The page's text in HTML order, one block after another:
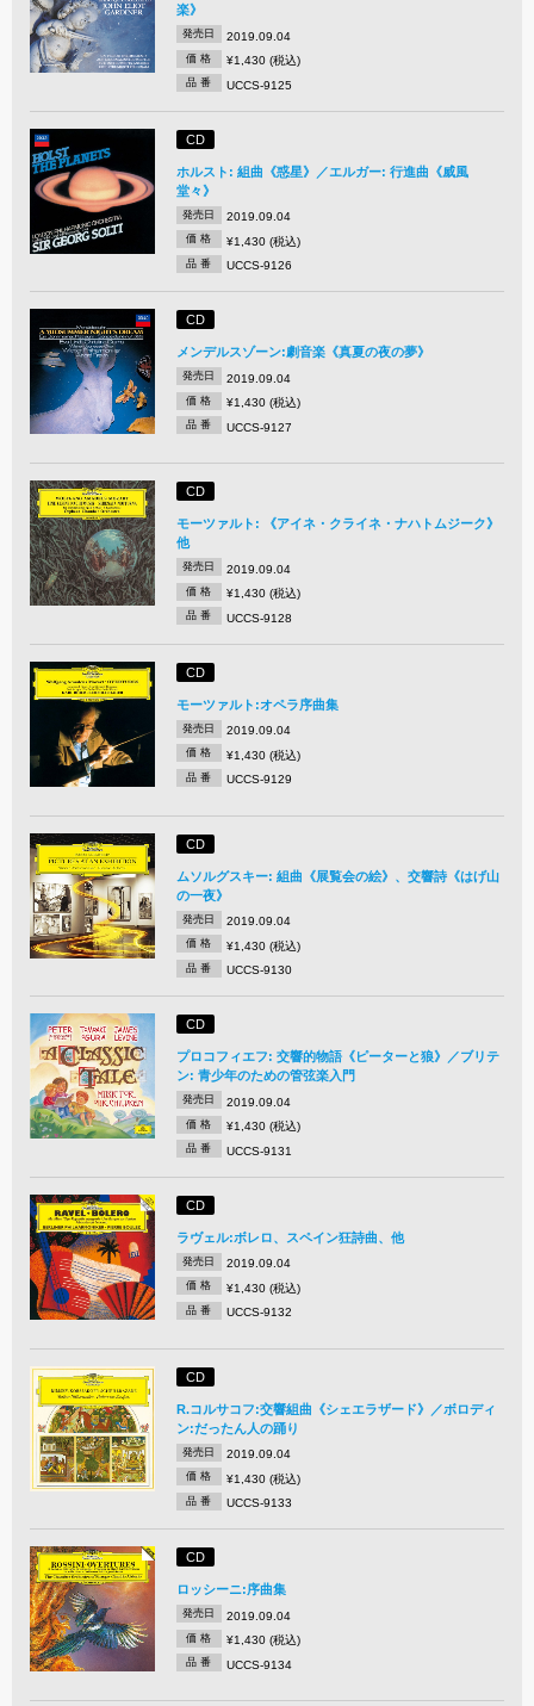
楽》
発売日 2019.09.04
価 格 ¥1,430 (税込)
品 番 UCCS-9125
CD
ホルスト: 組曲《惑星》／エルガー: 行進曲《威風
堂々》
発売日 2019.09.04
価 格 ¥1,430 (税込)
品 番 UCCS-9126
CD
メンデルスゾーン:劇音楽《真夏の夜の夢》
発売日 2019.09.04
価 格 ¥1,430 (税込)
品 番 UCCS-9127
CD
モーツァルト: 《アイネ・クライネ・ナハトムジーク》
他
発売日 2019.09.04
価 格 ¥1,430 (税込)
品 番 UCCS-9128
CD
モーツァルト:オペラ序曲集
発売日 2019.09.04
価 格 ¥1,430 (税込)
品 番 UCCS-9129
CD
ムソルグスキー: 組曲《展覧会の絵》、交響詩《はげ山
の一夜》
発売日 2019.09.04
価 格 ¥1,430 (税込)
品 番 UCCS-9130
CD
プロコフィエフ: 交響的物語《ピーターと狼》／ブリテ
ン: 青少年のための管弦楽入門
発売日 2019.09.04
価 格 ¥1,430 (税込)
品 番 UCCS-9131
CD
ラヴェル:ボレロ、スペイン狂詩曲、他
発売日 2019.09.04
価 格 ¥1,430 (税込)
品 番 UCCS-9132
CD
R.コルサコフ:交響組曲《シェエラザード》／ボロディ
ン:だったん人の踊り
発売日 2019.09.04
価 格 ¥1,430 (税込)
品 番 UCCS-9133
CD
ロッシーニ:序曲集
発売日 2019.09.04
価 格 ¥1,430 (税込)
品 番 UCCS-9134